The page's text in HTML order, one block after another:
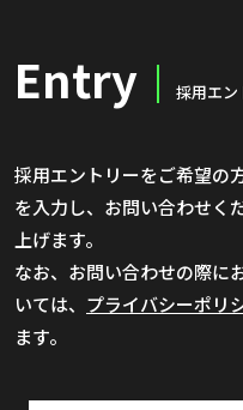
Entry 採用エン
採用エントリーをご希望の
を入力し、お問い合わせく
上げます。
なお、お問い合わせの際に
いては、 プライバシーポリ
ます。